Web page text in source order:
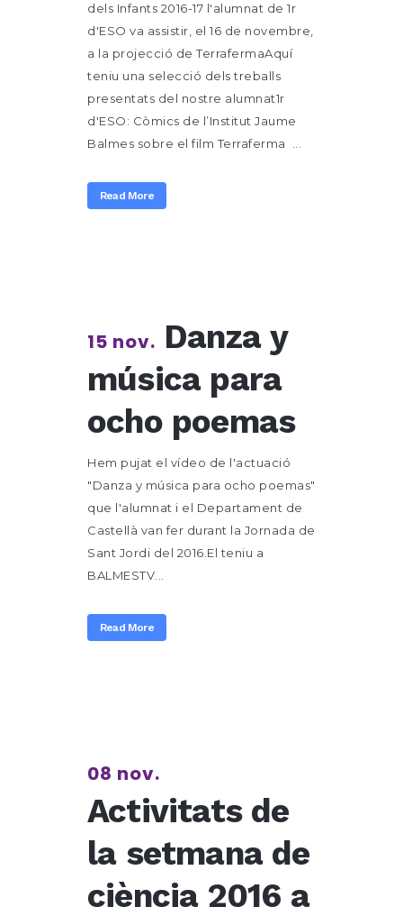
dels Infants 2016-17 l'alumnat de 1r
d'ESO va assistir, el 16 de novembre,
a la projecció de TerrafermaAquí
teniu una selecció dels treballs
presentats del nostre alumnat1r
d'ESO: Còmics de l’Institut Jaume
Balmes sobre el film Terraferma ...
Read More
15 nov. Danza y
música para
ocho poemas
Hem pujat el vídeo de l'actuació
"Danza y música para ocho poemas"
que l'alumnat i el Departament de
Castellà van fer durant la Jornada de
Sant Jordi del 2016.El teniu a
BALMESTV...
Read More
08 nov.
Activitats de
la setmana de
ciència 2016 a